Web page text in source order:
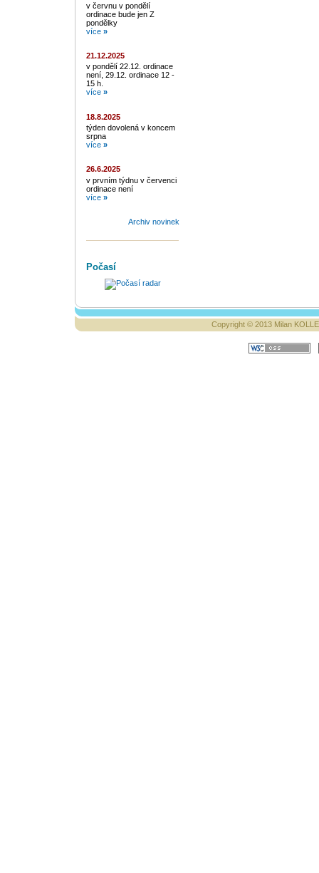
v červnu v pondělí
ordinace bude jen Z
pondělky
více »
21.12.2025
v pondělí 22.12. ordinace
není, 29.12. ordinace 12 -
15 h.
více »
18.8.2025
týden dovolená v koncem
srpna
více »
26.6.2025
v prvním týdnu v červenci
ordinace není
více »
Archiv novinek
Počasí
Copyright © 2013 Milan